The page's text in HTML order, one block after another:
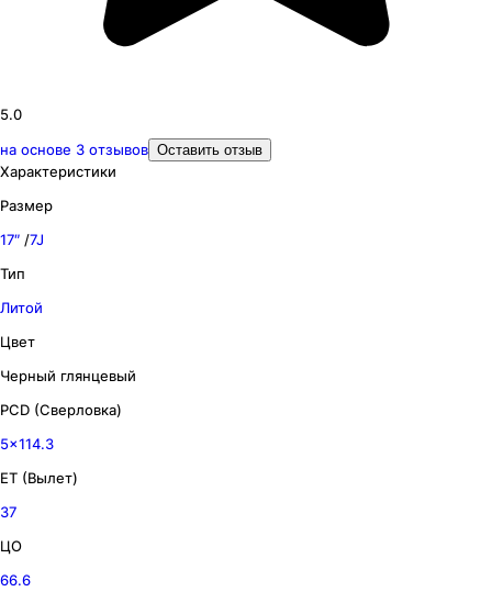
5.0
на основе 3 отзывов Оставить отзыв
Характеристики
Размер
17″ /7J
Тип
Литой
Цвет
Черный глянцевый
PCD (Сверловка)
5x114.3
ET (Вылет)
37
ЦО
66.6